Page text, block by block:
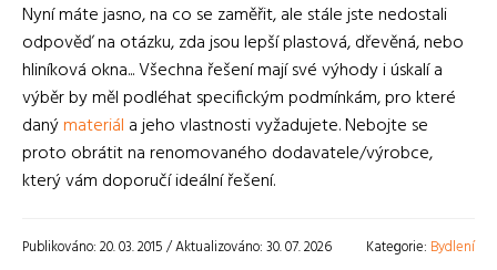
Nyní máte jasno, na co se zaměřit, ale stále jste nedostali
odpověď na otázku, zda jsou lepší plastová, dřevěná, nebo
hliníková okna... Všechna řešení mají své výhody i úskalí a
výběr by měl podléhat specifickým podmínkám, pro které
danýmateriál a jeho vlastnosti vyžadujete. Nebojte se
proto obrátit na renomovaného dodavatele/výrobce,
který vám doporučí ideální řešení.
Publikováno: 20. 03. 2015 / Aktualizováno: 30. 07. 2026 Kategorie: Bydlení